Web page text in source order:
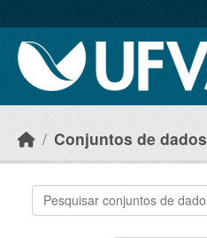
Conjuntos de dados